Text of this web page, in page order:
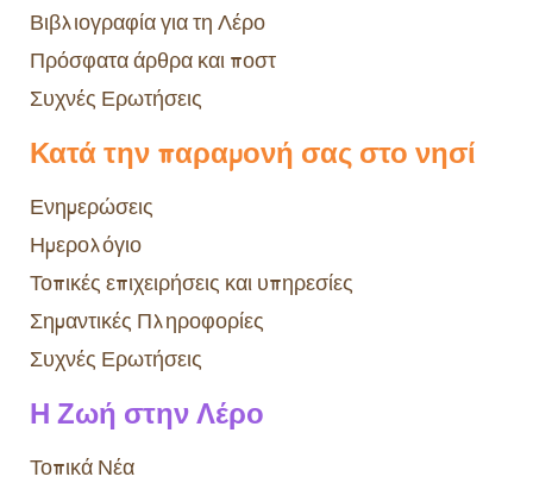
Βιβλιογραφία για τη Λέρο
Πρόσφατα άρθρα και ποστ
Συχνές Ερωτήσεις
Κατά την παραμονή σας στο νησί
Ενημερώσεις
Ημερολόγιο
Τοπικές επιχειρήσεις και υπηρεσίες
Σημαντικές Πληροφορίες
Συχνές Ερωτήσεις
Η Ζωή στην Λέρο
Τοπικά Νέα